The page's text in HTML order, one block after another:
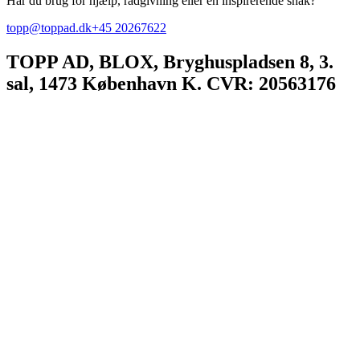
topp@toppad.dk+45 20267622
TOPP AD, BLOX, Bryghuspladsen 8, 3.
sal, 1473 København K. CVR: 20563176